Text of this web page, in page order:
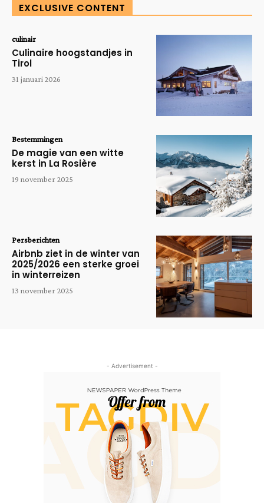
EXCLUSIVE CONTENT
culinair
Culinaire hoogstandjes in
Tirol
31 januari 2026
Bestemmingen
De magie van een witte
kerst in La Rosière
19 november 2025
Persberichten
Airbnb ziet in de winter van
2025/2026 een sterke groei
in winterreizen
13 november 2025
- Advertisement -